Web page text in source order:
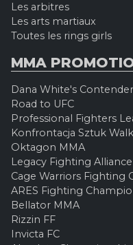
Les arbitres
Les arts martiaux
Toutes les rings girls
MMA
Dana White's
Road to UFC
Professional Fighters
Konfrontacja Sztuk
Oktagon MMA
Legacy Fighting Alliance
Cage Warriors Fighting
ARES Fighting
Bellator MMA
Rizzin FF
Invicta FC